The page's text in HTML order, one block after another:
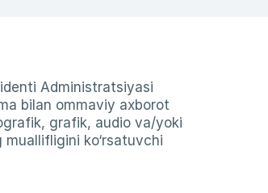
Administratsiyasi
bilan ommaviy axborot
grafik, audio va/yoki
ko‘rsatuvchi